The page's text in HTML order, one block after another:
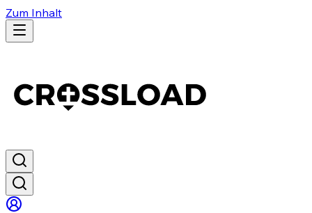
Zum Inhalt